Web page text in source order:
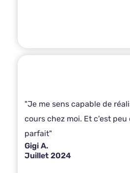
"Je me sens capable de
cours chez moi. Et c'est peu
parfait"
Gigi A.
Juillet 2024